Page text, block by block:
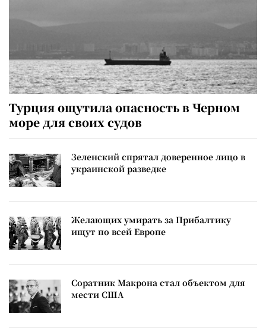
Турция ощутила опасность в Черном
море для своих судов
Зеленский спрятал доверенное лицо в
украинской разведке
Желающих умирать за Прибалтику
ищут по всей Европе
Соратник Макрона стал объектом для
мести США